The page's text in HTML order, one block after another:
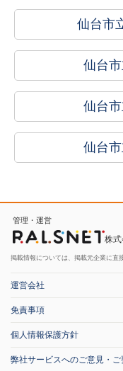
仙台市
仙台
仙台
仙台
管理・運営
株式
掲載情報については、掲載元企業に直
運営会社
免責事項
個人情報保護方針
弊社サービスへのご意見・